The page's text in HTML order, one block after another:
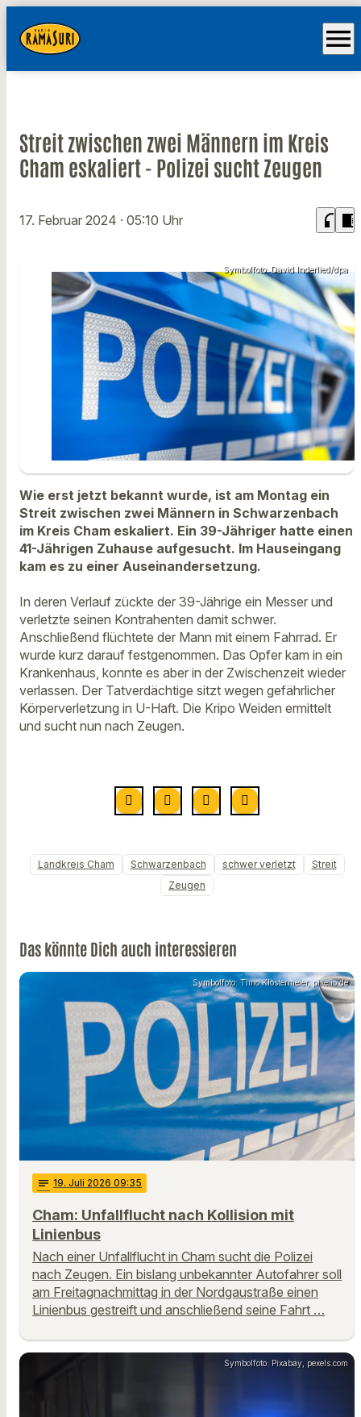
menu
Streit zwischen zwei Männern im Kreis
Cham eskaliert - Polizei sucht Zeugen
17. Februar 2024 · 05:10 Uhr headphones chrome_reader_mode
Symbolfoto: David Inderlied/dpa
Wie erst jetzt bekannt wurde, ist am Montag ein
Streit zwischen zwei Männern in Schwarzenbach
im Kreis Cham eskaliert. Ein 39-Jähriger hatte einen
41-Jährigen Zuhause aufgesucht. Im Hauseingang
kam es zu einer Auseinandersetzung.
In deren Verlauf zückte der 39-Jährige ein Messer und
verletzte seinen Kontrahenten damit schwer.
Anschließend flüchtete der Mann mit einem Fahrrad. Er
wurde kurz darauf festgenommen. Das Opfer kam in ein
Krankenhaus, konnte es aber in der Zwischenzeit wieder
verlassen. Der Tatverdächtige sitzt wegen gefährlicher
Körperverletzung in U-Haft. Die Kripo Weiden ermittelt
und sucht nun nach Zeugen.
Landkreis Cham Schwarzenbach schwer verletzt
Streit
Zeugen
Das könnte Dich auch interessieren
Symbolfoto: Timo Klostermeier, pixelio.de
notes 19. Juli 2026 09:35
Cham: Unfallflucht nach Kollision mit
Linienbus
Nach einer Unfallflucht in Cham sucht die Polizei
nach Zeugen. Ein bislang unbekannter Autofahrer soll
am Freitagnachmittag in der Nordgaustraße einen
Linienbus gestreift und anschließend seine Fahrt …
Symbolfoto: Pixabay, pexels.com